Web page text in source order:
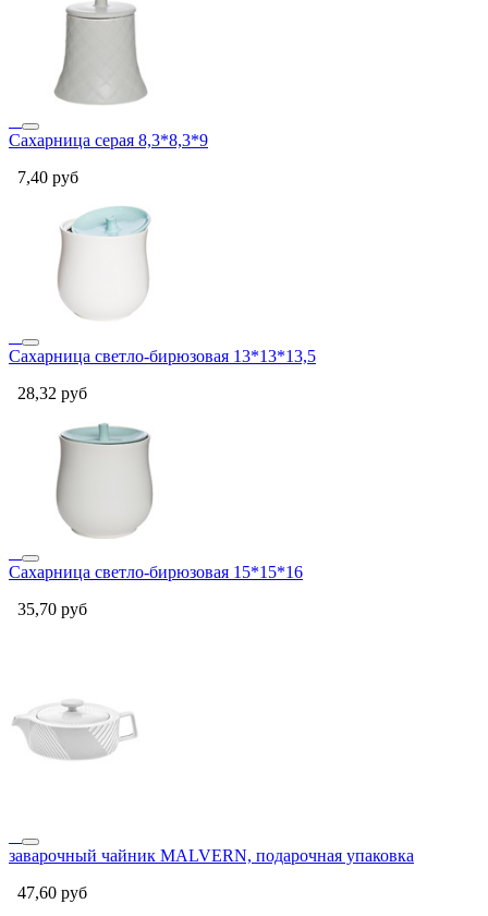
Сахарница серая 8,3*8,3*9
7,40 руб
Сахарница светло-бирюзовая 13*13*13,5
28,32 руб
Сахарница светло-бирюзовая 15*15*16
35,70 руб
заварочный чайник MALVERN, подарочная упаковка
47,60 руб